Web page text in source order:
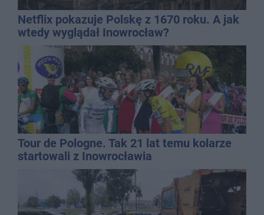
Netflix pokazuje Polskę z 1670 roku. A jak
wtedy wyglądał Inowrocław?
Tour de Pologne. Tak 21 lat temu kolarze
startowali z Inowrocławia